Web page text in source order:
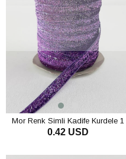
Mor Renk Simli Kadife Kurdele 1
cm
0.42 USD